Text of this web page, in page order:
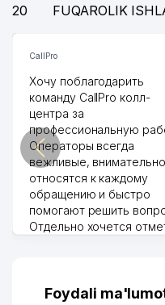
20
FUQAROLIK
CallPro
Хочу поблагодарить
команду CallPro колл-
центра за
профессиональную
Операторы всегда
вежливые, внимательно
относятся к каждому
обращению и быстро
помогают решить
Отдельно хочется
их работе значительно
Foydali